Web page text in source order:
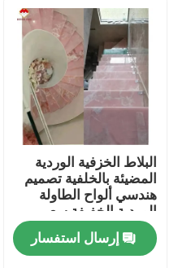
المنزل
المنتجات
حولنا
جولة في المصنع
مراقبة الجودة
البلاط الخزفية الوردية
المضيئة بالخلفية تصميم
هندسي ألواح الطاولة
الوردية الخفيفة سعر
الجملة السلالم الوردية
الشفافةإرسال استفسار